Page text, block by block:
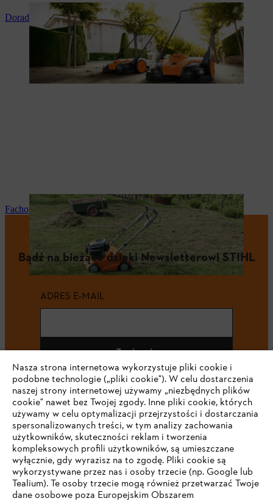
Doradztwo i instruktaż produktowy
Fachowy serwis i naprawy
Bądź na bieżąco dzięki Newsletterowi STIHL
ADRES E-MAIL
Zapisz się
#STIHL
Nasza strona internetowa wykorzystuje pliki cookie i
podobne technologie („pliki cookie"). W celu dostarczenia
naszej strony internetowej używamy „niezbędnych plików
cookie" nawet bez Twojej zgody. Inne pliki cookie, których
używamy w celu optymalizacji przejrzystości i dostarczania
spersonalizowanych treści, w tym analizy zachowania
użytkowników, skuteczności reklam i tworzenia
kompleksowych profili użytkowników, są umieszczane
wyłącznie, gdy wyrazisz na to zgodę. Pliki cookie są
wykorzystywane przez nas i osoby trzecie (np. Google lub
Tealium). Te osoby trzecie mogą również przetwarzać Twoje
dane osobowe poza Europejskim Obszarem